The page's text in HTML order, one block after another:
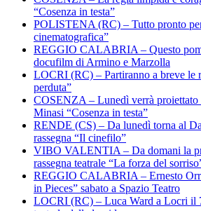
“Cosenza in testa”
POLISTENA (RC) – Tutto pronto
cinematografica”
REGGIO CALABRIA – Questo
docufilm di Armino e Marzolla
LOCRI (RC) – Partiranno a breve le
perduta”
COSENZA – Lunedì verrà proiettato
Minasi “Cosenza in testa”
RENDE (CS) – Da lunedì torna al
rassegna “Il cinefilo”
VIBO VALENTIA – Da domani la
rassegna teatrale “La forza del
REGGIO CALABRIA – Ernesto
in Pieces” sabato a Spazio Teatro
LOCRI (RC) – Luca Ward a Locri il